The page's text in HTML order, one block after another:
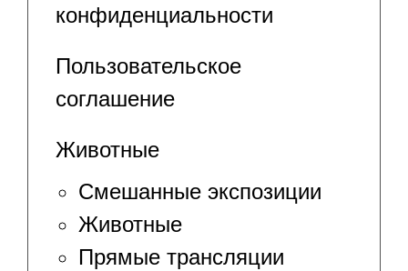
конфиденциальности
Пользовательское
соглашение
Животные
Смешанные экспозиции
Животные
Прямые трансляции